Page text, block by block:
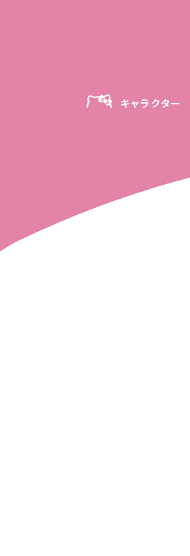
キャラクター